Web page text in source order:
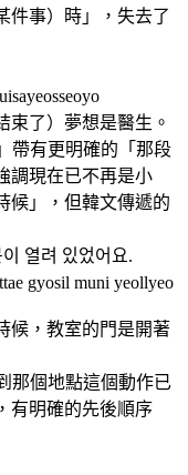
件事）時」，失去了
束了）夢想是醫生。
帶有更明確的「那段
調現在已不再是小
候」，但韓文傳遞的
열려 있었어요.
gyosil muni yeollyeo
候，教室的門是開著
那個地點這個動作已
有明確的先後順序